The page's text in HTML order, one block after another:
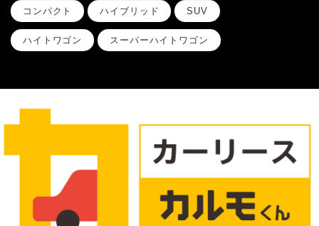
コンパクト ハイブリッド SUV
ハイトワゴン スーパーハイトワゴン